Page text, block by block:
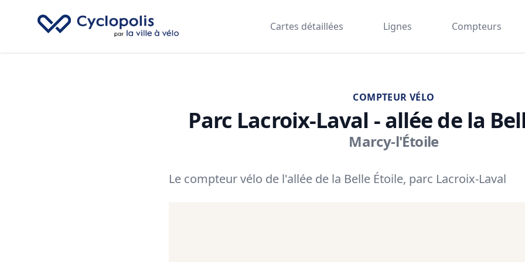
Cyclopolis
Cartes détaillées Lignes Compteurs
COMPTEUR VÉLO
Parc Lacroix-Laval - allée de la
Marcy-l'Étoile
Le compteur vélo de l'allée de la Belle Étoile, parc Lacroix-Laval